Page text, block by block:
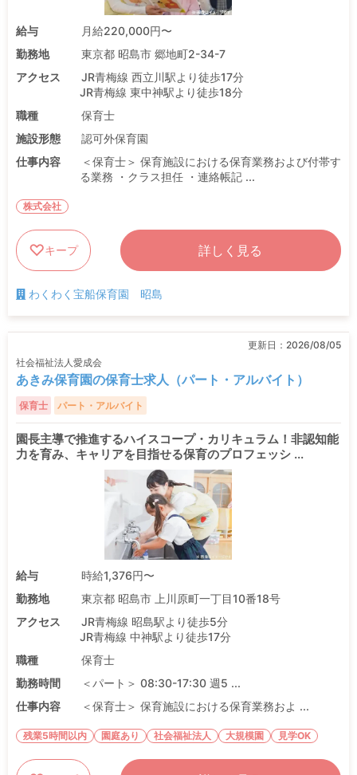
給与
月給220,000円〜
勤務地
東京都 昭島市 郷地町2-34-7
アクセス
JR青梅線 西立川駅より徒歩17分
JR青梅線 東中神駅より徒歩18分
職種
保育士
施設形態
認可外保育園
仕事内容
＜保育士＞ 保育施設における保育業務および付帯す
る業務 ・クラス担任 ・連絡帳記 ...
株式会社
キープ 詳しく見る
わくわく宝船保育園 昭島
更新日： 2026/08/05
社会福祉法人愛成会
あきみ保育園の保育士求人（パート・アルバイト）
保育士 パート・アルバイト
園長主導で推進するハイスコープ・カリキュラム！非認知能
力を育み、キャリアを目指せる保育のプロフェッシ ...
給与
時給1,376円〜
勤務地
東京都 昭島市 上川原町一丁目10番18号
アクセス
JR青梅線 昭島駅より徒歩5分
JR青梅線 中神駅より徒歩17分
職種
保育士
勤務時間
＜パート＞ 08:30-17:30 週5 ...
仕事内容
＜保育士＞ 保育施設における保育業務およ ...
残業5時間以内 園庭あり 社会福祉法人 大規模園 見学OK